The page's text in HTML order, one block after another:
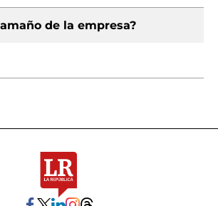
de la empresa?